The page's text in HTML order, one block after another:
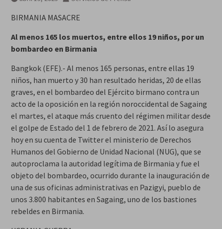
BIRMANIA MASACRE
Al menos 165 los muertos, entre ellos 19 niños, por un
bombardeo en Birmania
Bangkok (EFE).- Al menos 165 personas, entre ellas 19
niños, han muerto y 30 han resultado heridas, 20 de ellas
graves, en el bombardeo del Ejército birmano contra un
acto de la oposición en la región noroccidental de Sagaing
el martes, el ataque más cruento del régimen militar desde
el golpe de Estado del 1 de febrero de 2021. Así lo asegura
hoy en su cuenta de Twitter el ministerio de Derechos
Humanos del Gobierno de Unidad Nacional (NUG), que se
autoproclama la autoridad legítima de Birmania y fue el
objeto del bombardeo, ocurrido durante la inauguración de
una de sus oficinas administrativas en Pazigyi, pueblo de
unos 3.800 habitantes en Sagaing, uno de los bastiones
rebeldes en Birmania.